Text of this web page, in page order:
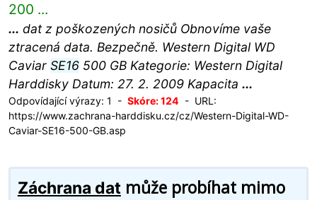
200 ...
... dat z poškozených nosičů Obnovíme vaše
ztracená data. Bezpečně. Western Digital WD
Caviar SE16500 GB Kategorie: Western Digital
Harddisky Datum: 27. 2. 2009 Kapacita ...
Odpovídající výrazy: 1 - Skóre: 124 - URL:
https://www.zachrana-harddisku.cz/cz/Western-Digital-WD-
Caviar-SE16-500-GB.asp
Záchrana datmůže probíhat mimo